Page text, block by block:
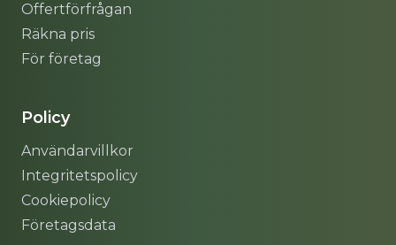
Offertförfrågan
Räkna pris
För företag
Policy
Användarvillkor
Integritetspolicy
Cookiepolicy
Företagsdata